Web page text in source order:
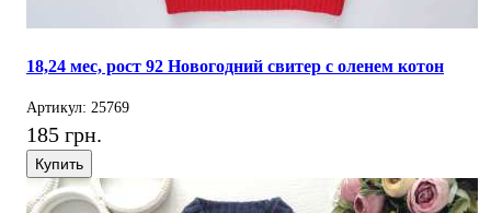
18,24 мес, рост 92 Новогодний свитер с оленем котон
Артикул: 25769
185 грн.
Купить